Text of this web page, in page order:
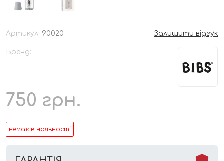
Артикул: 90020 Залишити відгук
Бренд:
750 грн.
немає в наявності